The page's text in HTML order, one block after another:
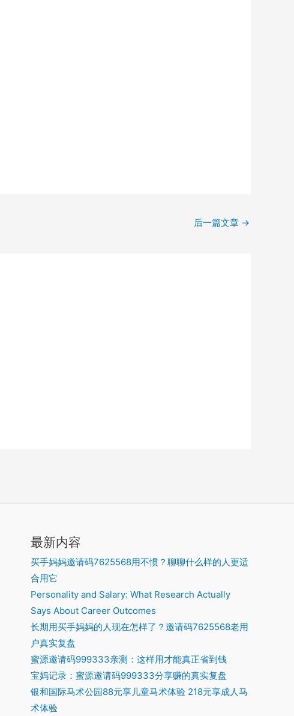
后一篇文章 →
最新内容
买手妈妈邀请码7625568用不惯？聊聊什么样的人更适
合用它
Personality and Salary: What Research Actually
Says About Career Outcomes
长期用买手妈妈的人现在怎样了？邀请码7625568老用
户真实复盘
蜜源邀请码999333亲测：这样用才能真正省到钱
宝妈记录：蜜源邀请码999333分享赚的真实复盘
银和国际马术公园88元享儿童马术体验 218元享成人马
术体验